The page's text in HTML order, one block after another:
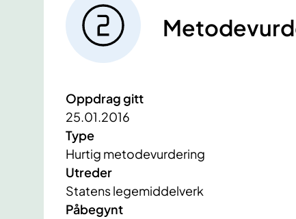
Oppdrag gitt
25.01.2016
Type
Hurtig metodevurdering
Utreder
Statens legemiddelverk
Påbegynt